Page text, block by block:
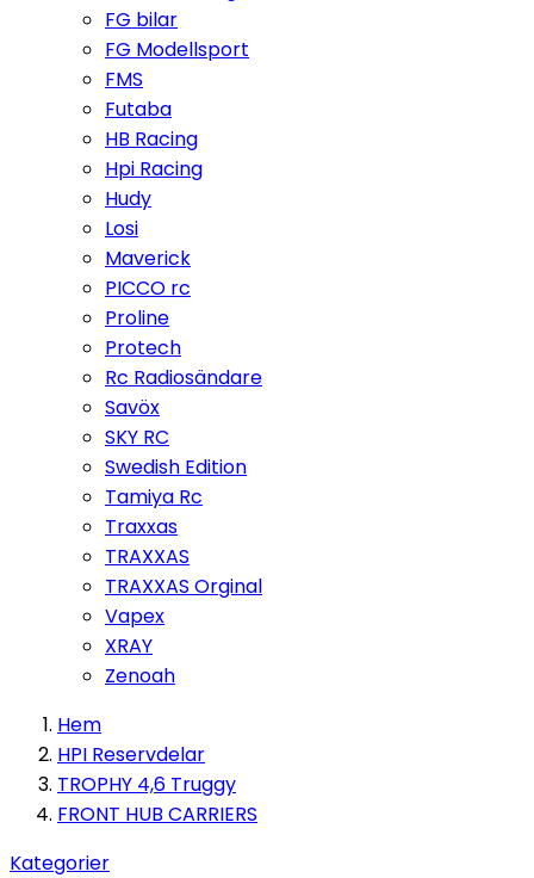
FG bilar
FG Modellsport
FMS
Futaba
HB Racing
Hpi Racing
Hudy
Losi
Maverick
PICCO rc
Proline
Protech
Rc Radiosändare
Savöx
SKY RC
Swedish Edition
Tamiya Rc
Traxxas
TRAXXAS
TRAXXAS Orginal
Vapex
XRAY
Zenoah
Hem
HPI Reservdelar
TROPHY 4,6 Truggy
FRONT HUB CARRIERS
Kategorier